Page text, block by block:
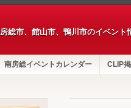
総市、館山市、鴨川市のイベント
南房総イベントカレンダー CLIP